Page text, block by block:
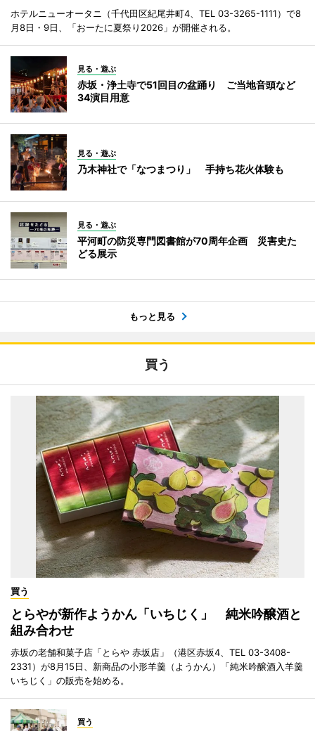
ホテルニューオータニ（千代田区紀尾井町4、TEL 03-3265-1111）で8
月8日・9日、「おーたに夏祭り2026」が開催される。
見る・遊ぶ
赤坂・浄土寺で51回目の盆踊り ご当地音頭など
34演目用意
見る・遊ぶ
乃木神社で「なつまつり」 手持ち花火体験も
見る・遊ぶ
平河町の防災専門図書館が70周年企画 災害史た
どる展示
もっと見る
買う
買う
とらやが新作ようかん「いちじく」 純米吟醸酒と
組み合わせ
赤坂の老舗和菓子店「とらや 赤坂店」（港区赤坂4、TEL 03-3408-
2331）が8月15日、新商品の小形羊羹（ようかん）「純米吟醸酒入羊羹
いちじく」の販売を始める。
買う